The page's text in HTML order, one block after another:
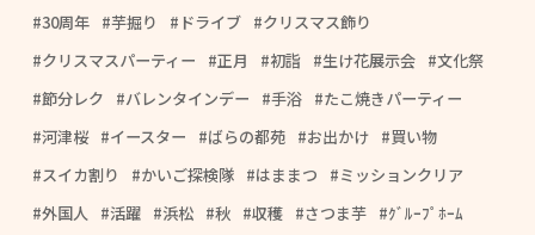
30周年
芋掘り ドライブ
クリスマス飾り
クリスマスパーティー
正月 初詣 生け花展示会
文化祭
節分レク
バレンタインデー 手浴
たこ焼きパーティー
河津桜
イースター ばらの都苑 お出かけ
買い物
スイカ割り
かいご探検隊 はままつ
ミッションクリア
外国人
活躍 浜松 秋 収穫 さつま芋
ｸﾞﾙｰﾌﾟﾎｰﾑ